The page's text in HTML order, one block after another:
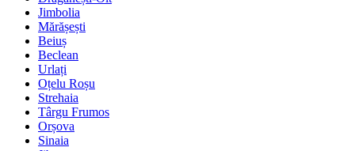
Jimbolia
Mărășești
Beiuș
Beclean
Urlați
Oțelu Roșu
Strehaia
Târgu Frumos
Orșova
Sinaia